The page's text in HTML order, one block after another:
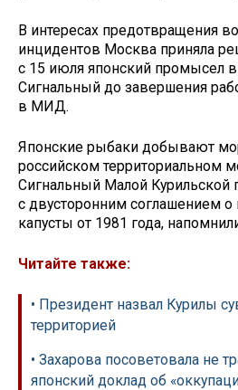
В интересах предотвращения
инцидентов Москва приняла
с 15 июля японский промысел
Сигнальный до завершения
в МИД.
Японские рыбаки добывают
российском территориальном
Сигнальный Малой Курильской
с двусторонним соглашением
капусты от 1981 года,
Читайте также:
• Президент назвал Курилы
территорией
• Захарова посоветовала не
японский доклад об